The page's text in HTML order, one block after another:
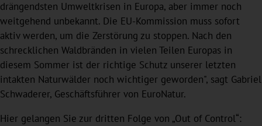
drängendsten Umweltkrisen in Europa, aber immer noch
weitgehend unbekannt. Die EU-Kommission muss sofort
aktiv werden, um die Zerstörung zu stoppen. Nach den
schrecklichen Waldbränden in vielen Teilen Europas in
diesem Sommer ist der richtige Schutz unserer letzten
intakten Naturwälder noch wichtiger geworden", sagt Gabriel
Schwaderer, Geschäftsführer von EuroNatur.
Hier gelangen Sie zur dritten Folge von „Out of Control“: